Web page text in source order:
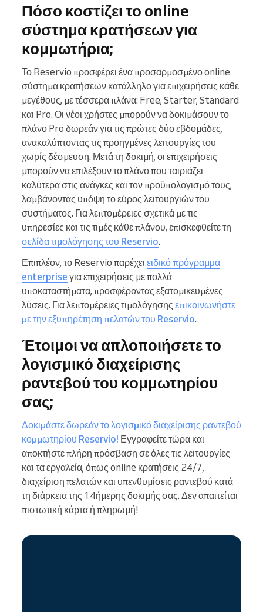
Πόσο κοστίζει το online
σύστημα κρατήσεων για
κομμωτήρια;
Το Reservio προσφέρει ένα προσαρμοσμένο online
σύστημα κρατήσεων κατάλληλο για επιχειρήσεις κάθε
μεγέθους, με τέσσερα πλάνα: Free, Starter, Standard
και Pro. Οι νέοι χρήστες μπορούν να δοκιμάσουν το
πλάνο Pro δωρεάν για τις πρώτες δύο εβδομάδες,
ανακαλύπτοντας τις προηγμένες λειτουργίες του
χωρίς δέσμευση. Μετά τη δοκιμή, οι επιχειρήσεις
μπορούν να επιλέξουν το πλάνο που ταιριάζει
καλύτερα στις ανάγκες και τον προϋπολογισμό τους,
λαμβάνοντας υπόψη το εύρος λειτουργιών του
συστήματος. Για λεπτομέρειες σχετικά με τις
υπηρεσίες και τις τιμές κάθε πλάνου, επισκεφθείτε τη
σελίδα τιμολόγησης του Reservio.
Επιπλέον, το Reservio παρέχει ειδικό πρόγραμμα
enterprise για επιχειρήσεις με πολλά
υποκαταστήματα, προσφέροντας εξατομικευμένες
λύσεις. Για λεπτομέρειες τιμολόγησης επικοινωνήστε
με την εξυπηρέτηση πελατών του Reservio.
Έτοιμοι να απλοποιήσετε το
λογισμικό διαχείρισης
ραντεβού του κομμωτηρίου
σας;
Δοκιμάστε δωρεάν το λογισμικό διαχείρισης ραντεβού
κομμωτηρίου Reservio! Εγγραφείτε τώρα και
αποκτήστε πλήρη πρόσβαση σε όλες τις λειτουργίες
και τα εργαλεία, όπως online κρατήσεις 24/7,
διαχείριση πελατών και υπενθυμίσεις ραντεβού κατά
τη διάρκεια της 14ήμερης δοκιμής σας. Δεν απαιτείται
πιστωτική κάρτα ή πληρωμή!